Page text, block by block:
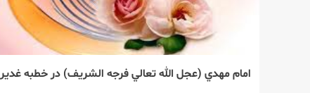
امام مهدي (عجل الله تعالي فرجه الشريف) در خطبه غدير